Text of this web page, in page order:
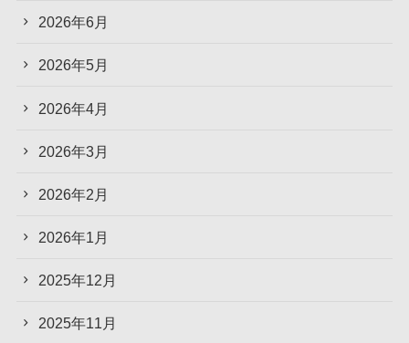
2026年6月
2026年5月
2026年4月
2026年3月
2026年2月
2026年1月
2025年12月
2025年11月